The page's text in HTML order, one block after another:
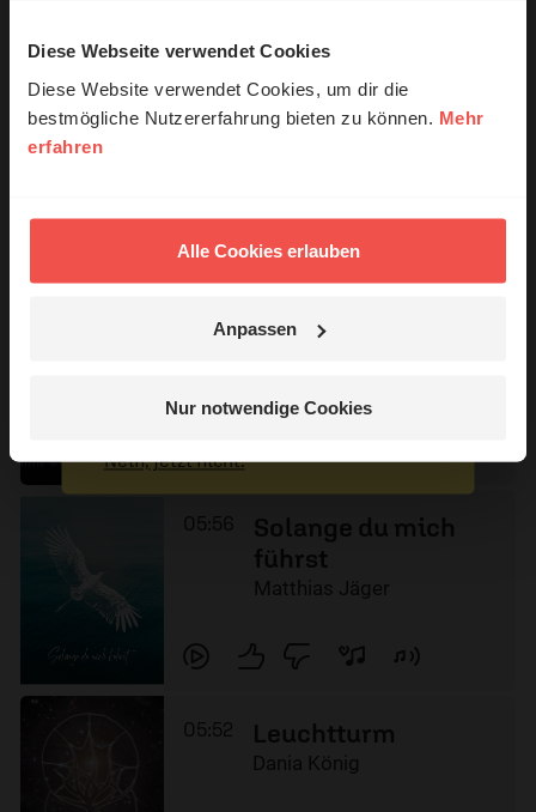
Diese Webseite verwendet Cookies
Diese Website verwendet Cookies, um dir die
bestmögliche Nutzererfahrung bieten zu können. Mehr
erfahren
Alle Cookies erlauben
Anpassen
Nur notwendige Cookies
06:07 Alles ist ok
06:03
Damit wir das
05:56
Solange du mich
führst
Matthias Jäger
05:52 Leuchtturm
Dania König
entdecken
Nein, jetzt nicht.
© Ruth Schneider / ERF